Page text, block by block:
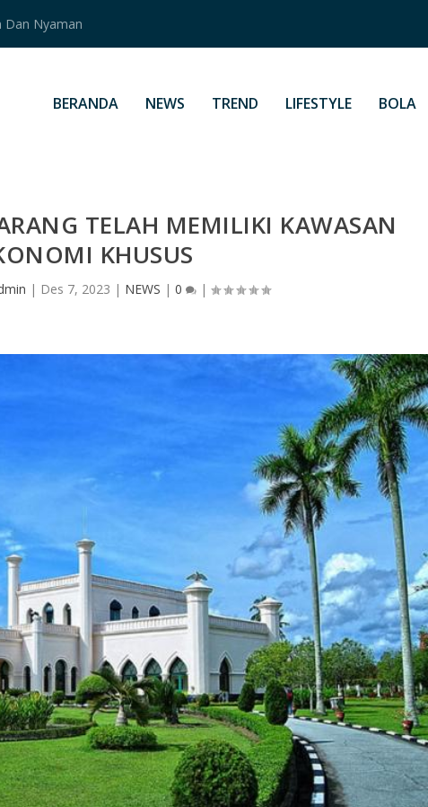
Dan Nyaman
BERANDA NEWS TREND LIFESTYLE BOLA
TELAH MEMILIKI KAWASAN
KHUSUS
| Des 7, 2023 | NEWS | 0 |